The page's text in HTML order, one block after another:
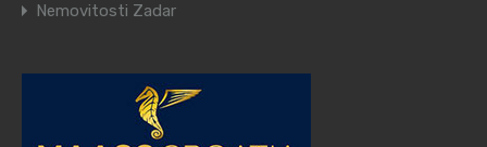
Nemovitosti Zadar